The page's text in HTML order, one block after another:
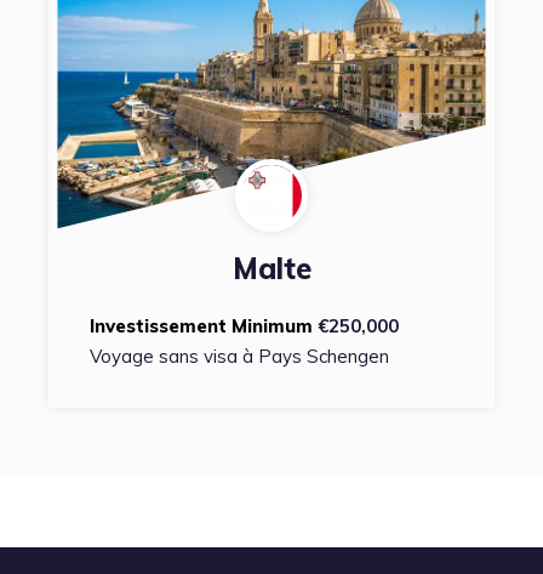
Malte
Investissement Minimum €250,000
Voyage sans visa à Pays Schengen